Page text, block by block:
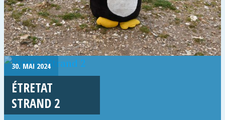
30. MAI 2024
ÉTRETAT
STRAND 2